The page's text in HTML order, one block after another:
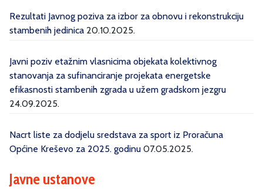
Rezultati Javnog poziva za izbor za obnovu i rekonstrukciju
stambenih jedinica 20.10.2025.
Javni poziv etažnim vlasnicima objekata kolektivnog
stanovanja za sufinanciranje projekata energetske
efikasnosti stambenih zgrada u užem gradskom jezgru
24.09.2025.
Nacrt liste za dodjelu sredstava za sport iz Proračuna
Općine Kreševo za 2025. godinu 07.05.2025.
Javne ustanove